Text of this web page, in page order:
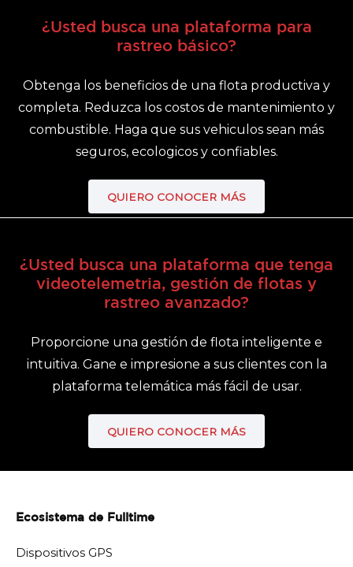
¿Usted busca una plataforma para
rastreo básico?
Obtenga los beneficios de una flota productiva y
completa. Reduzca los costos de mantenimiento y
combustible. Haga que sus vehiculos sean más
seguros, ecologicos y confiables.
QUIERO CONOCER MÁS
¿Usted busca una plataforma que tenga
videotelemetria, gestión de flotas y
rastreo avanzado?
Proporcione una gestión de flota inteligente e
intuitiva. Gane e impresione a sus clientes con la
plataforma telemática más fácil de usar.
QUIERO CONOCER MÁS
Ecosistema de Fulltime
Dispositivos GPS